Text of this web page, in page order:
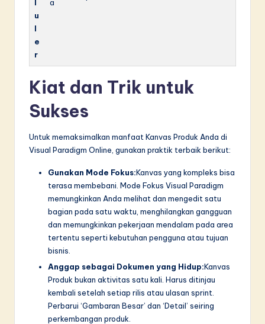
l
u
l
e
r
a
Kiat dan Trik untuk
Sukses
Untuk memaksimalkan manfaat Kanvas Produk Anda di
Visual Paradigm Online, gunakan praktik terbaik berikut:
Gunakan Mode Fokus:Kanvas yang kompleks bisa
terasa membebani. Mode Fokus Visual Paradigm
memungkinkan Anda melihat dan mengedit satu
bagian pada satu waktu, menghilangkan gangguan
dan memungkinkan pekerjaan mendalam pada area
tertentu seperti kebutuhan pengguna atau tujuan
bisnis.
Anggap sebagai Dokumen yang Hidup:Kanvas
Produk bukan aktivitas satu kali. Harus ditinjau
kembali setelah setiap rilis atau ulasan sprint.
Perbarui ‘Gambaran Besar’ dan ‘Detail’ seiring
perkembangan produk.